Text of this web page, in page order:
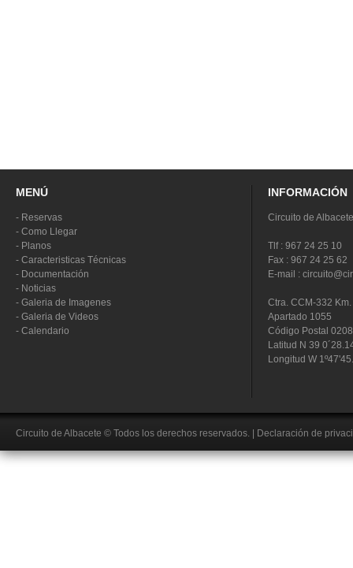
MENÚ
- Reservas
- Como Llegar
- Planos
- Caracteristicas Técnicas
- Documentación
- Noticias
- Galeria de Imagenes
- Galeria de Videos
- Calendario
INFORMACIÓN
Circuito de Albacete
Tlf : 967 24 25 10
Fax : 967 24 25 62
E-mail :
Ctra. CCM-332
Apartado 1055
Código Postal
Latitud N 39
Longitud W
Circuito de Albacete © Todos los derechos reservados. Declaración de